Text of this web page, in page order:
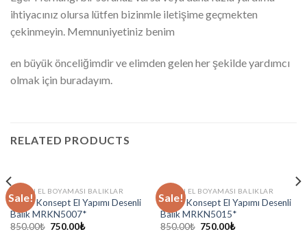
ihtiyacınız olursa lütfen bizinmle iletişime geçmekten
çekinmeyin. Memnuniyetiniz benim
en büyük önceliğimdir ve elimden gelen her şekilde yardımcı
olmak için buradayım.
RELATED PRODUCTS
Sale!
MARIN EL BOYAMASI BALIKLAR
Marin Konsept El Yapımı Desenli
Balık MRKN5007*
850.00₺ 750.00₺
Sale!
MARIN EL BOYAMASI BALIKLAR
Marin Konsept El Yapımı Desenli
Balık MRKN5015*
850.00₺ 750.00₺